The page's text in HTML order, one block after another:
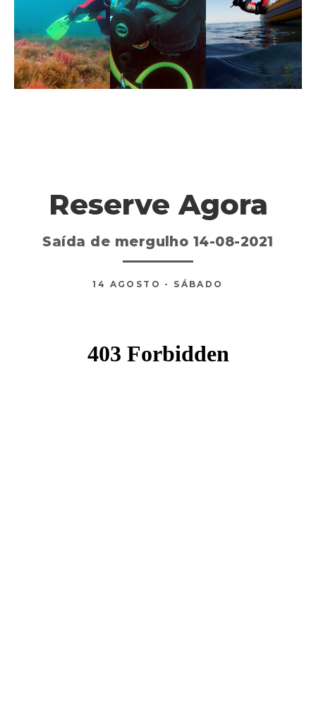
Reserve Agora
Saída de mergulho 14-08-2021
14 AGOSTO - SÁBADO